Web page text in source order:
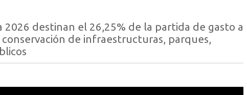
2026 destinan el 26,25% de la partida de gasto a
de infraestructuras, parques,